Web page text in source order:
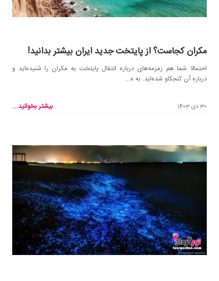
مکران کجاست؟ از پایتخت جدید ایران بیشتر بدانید!
احتمالا شما هم زمزمه‌های درباره انتقال پایتخت به مکران را شنیده‌اید و
درباره آن کنجکاو شده‌اید. به ه...
30 دی 1403 بیشتر بخوانید...